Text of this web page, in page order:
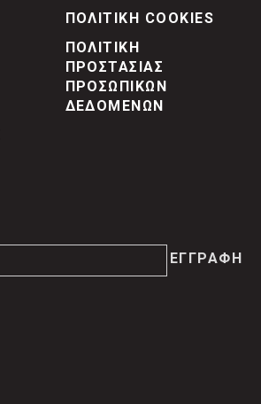
ΠΟΛΙΤΙΚΗ COOKIES
ΠΟΛΙΤΙΚΗ
ΠΡΟΣΤΑΣΙΑΣ
ΠΡΟΣΩΠΙΚΩΝ
ΔΕΔΟΜΕΝΩΝ